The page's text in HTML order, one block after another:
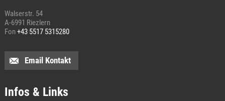
Walserstr. 54
A-6991 Riezlern
Fon+43 5517 5315280
Email Kontakt
Infos & Links